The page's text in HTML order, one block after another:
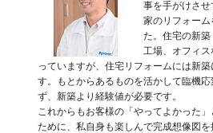
事を手がけさ
家のリフォー
た。住宅の新築
工場、オフィ
っていますが、住宅リフォームには新
す。もとからあるものを活かして臨機
ず、新築より経験値が必要です。
これからもお客様の「やってよかった」
ために、私自身も楽しんで完成想像図